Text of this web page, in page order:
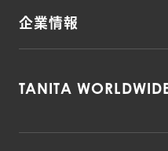
企業情報
TANITA